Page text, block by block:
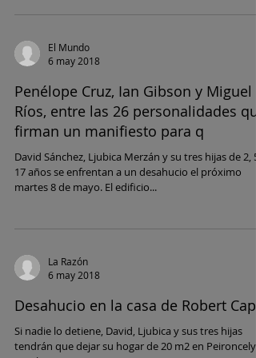
El Mundo
6 may 2018
Penélope Cruz, Ian Gibson y Miguel
Ríos, entre las 26 personalidades que
firman un manifiesto para q
David Sánchez, Ljubica Merzán y su tres hijas de 2, 5
17 años se enfrentan a un desahucio el próximo
martes 8 de mayo. El edificio...
La Razón
6 may 2018
Desahucio en la casa de Robert Capa
Si nadie lo detiene, David, Ljubica y sus tres hijas
tendrán que dejar su hogar de 20 m2 en Peironcely